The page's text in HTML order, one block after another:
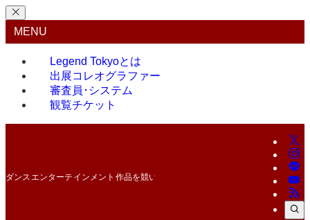
MENU
Legend Tokyoとは
出展コレオグラファー
審査員･システム
観覧チケット
ダンスエンターテインメント作品を競い合う最高峰のコンテスト！